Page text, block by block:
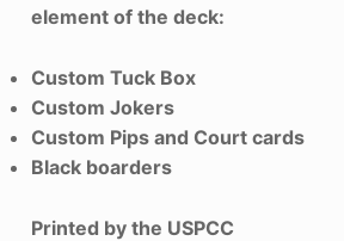
element of the deck:
Custom Tuck Box
Custom Jokers
Custom Pips and Court cards
Black boarders
Printed by the USPCC